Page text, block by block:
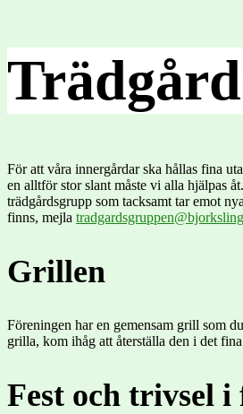
För att våra innergårdar ska hållas fina
en alltför stor slant måste vi alla hjälpas
trädgårdsgrupp som tacksamt tar emot
finns, mejla
Grillen
Föreningen har en gemensam grill som
grilla, kom ihåg att återställa den i det
Fest och trivsel i